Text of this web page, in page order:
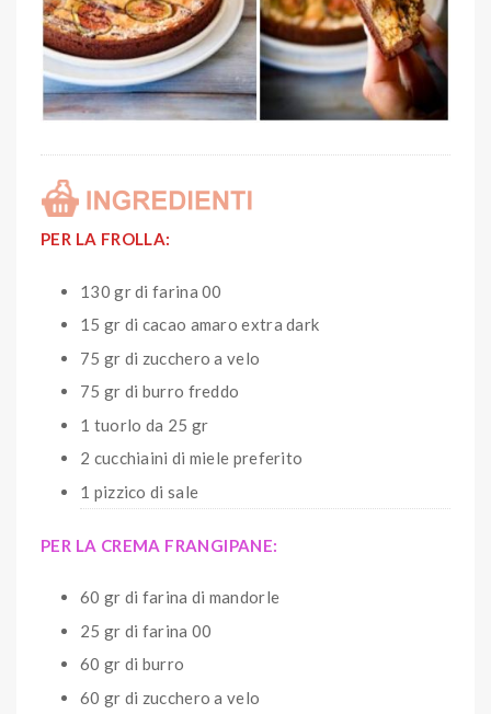
PER LA FROLLA:
130 gr di farina 00
15 gr di cacao amaro extra dark
75 gr di zucchero a velo
75 gr di burro freddo
1 tuorlo da 25 gr
2 cucchiaini di miele preferito
1 pizzico di sale
PER LA CREMA FRANGIPANE:
60 gr di farina di mandorle
25 gr di farina 00
60 gr di burro
60 gr di zucchero a velo